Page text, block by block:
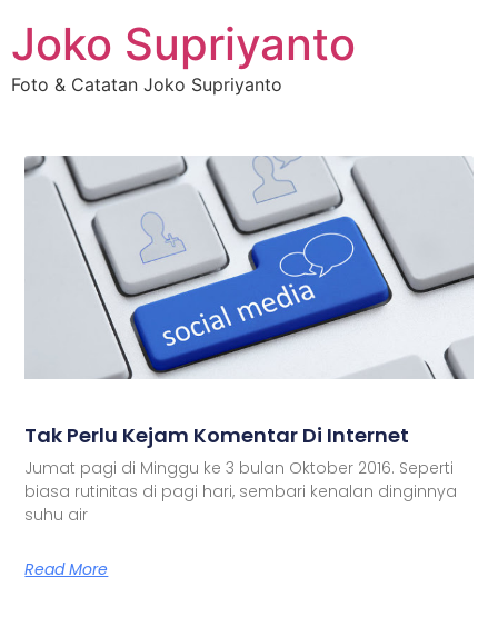
Joko Supriyanto
Foto & Catatan Joko Supriyanto
Tak Perlu Kejam Komentar Di Internet
Jumat pagi di Minggu ke 3 bulan Oktober 2016. Seperti
biasa rutinitas di pagi hari, sembari kenalan dinginnya
suhu air
Read More